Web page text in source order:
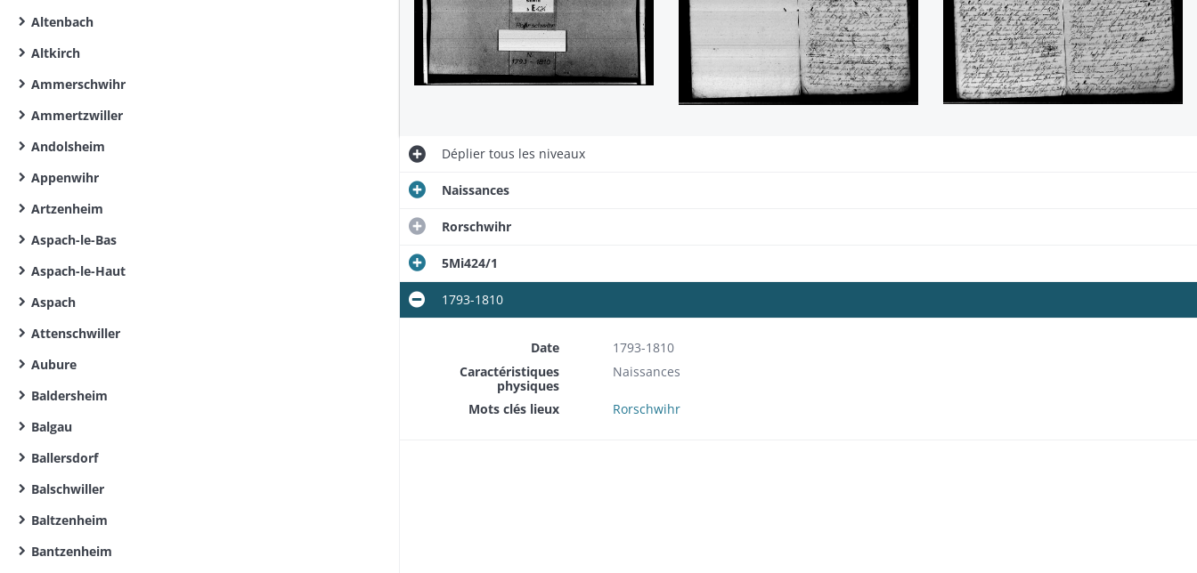
Altenbach
Altkirch
Ammerschwihr
Ammertzwiller
Andolsheim
Appenwihr
Artzenheim
Aspach-le-Bas
Aspach-le-Haut
Aspach
Attenschwiller
Aubure
Baldersheim
Balgau
Ballersdorf
Balschwiller
Baltzenheim
Bantzenheim
Dépliertous les niveaux
Naissances
Rorschwihr
5Mi424/1
1793-1810
Date
1793-1810
Caractéristiques
physiques
Naissances
Mots clés lieux Rorschwihr